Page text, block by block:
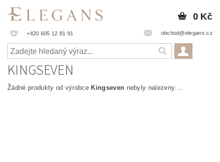
+420 605 12 81 91 obchod@elegans.cz
0 Kč
KINGSEVEN
Žádné produkty od výrobce Kingseven nebyly nalezeny....